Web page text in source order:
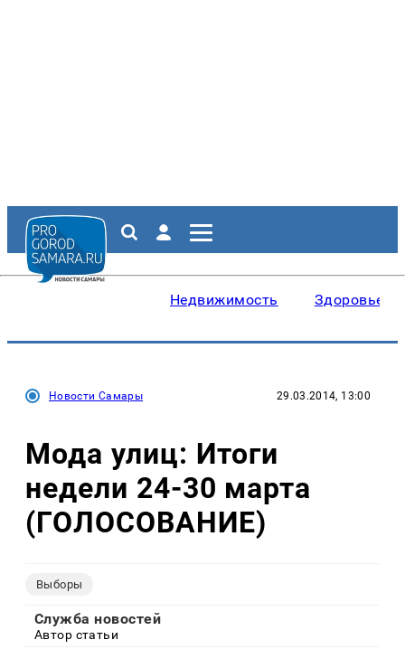
Недвижимость Здоровье
Новости Самары 29.03.2014, 13:00
Мода улиц: Итоги
недели 24-30 марта
(ГОЛОСОВАНИЕ)
Выборы
Служба новостей
Автор статьи